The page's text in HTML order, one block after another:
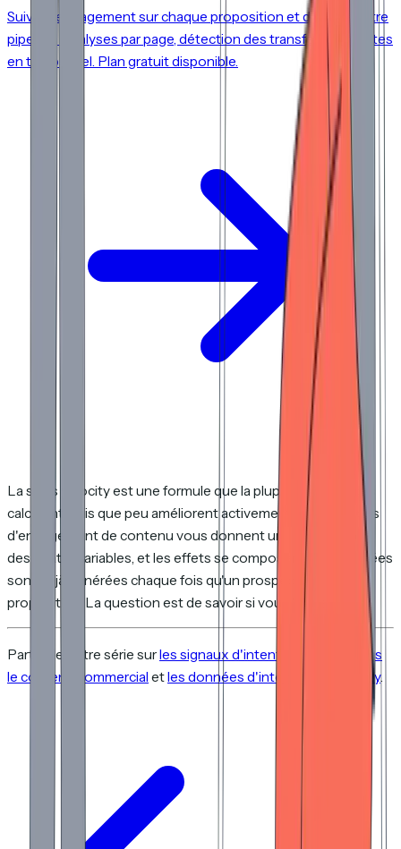
Suivez l'engagement sur chaque proposition et deck de votre
pipeline. Analyses par page, détection des transferts et alertes
en temps réel. Plan gratuit disponible.
La sales velocity est une formule que la plupart des équipes
calculent mais que peu améliorent activement. Les données
d'engagement de contenu vous donnent un levier sur trois
des quatre variables, et les effets se composent. Les données
sont déjà générées chaque fois qu'un prospect lit votre
proposition. La question est de savoir si vous les capturez.
Partie de notre série surles signaux d'intention d'achat dans
le contenu commercial etles données d'intention first-party.